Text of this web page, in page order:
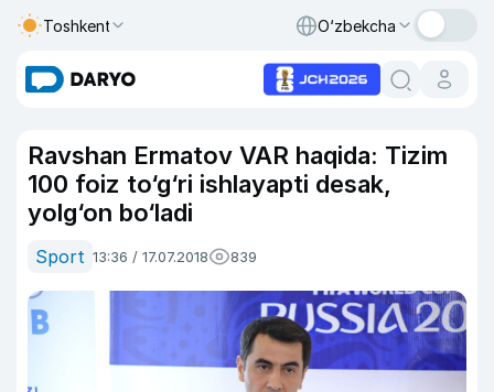
Toshkent O‘zbekcha
Ravshan Ermatov VAR haqida: Tizim
100 foiz to‘g‘ri ishlayapti desak,
yolg‘on bo‘ladi
Sport 13:36 / 17.07.2018 839